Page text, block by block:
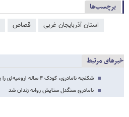
برچسب‌ها
استان آذربایجان غربی قصاص
خبرهای مرتبط
شکنجه نامادری، کودک ۴ ساله ارومیه‌ای را به کشتن داد
نامادری سنگدل ستایش روانه زندان شد